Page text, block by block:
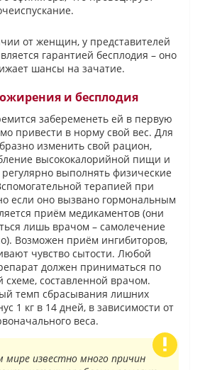
от женщин, у представителей
гарантией бесплодия – оно
шансы на зачатие.
и бесплодия
забеременеть ей в первую
привести в норму свой вес. Для
изменить свой рацион,
высококалорийной пищи и
выполнять физические
терапией при
если оно вызвано гормональным
приём медикаментов (они
лишь врачом – самолечение
Возможен приём ингибиторов,
чувство сытости. Любой
должен приниматься по
схеме, составленной врачом.
темп сбрасывания лишних
1 кг в 14 дней, в зависимости от
веса.
мире известно много причин